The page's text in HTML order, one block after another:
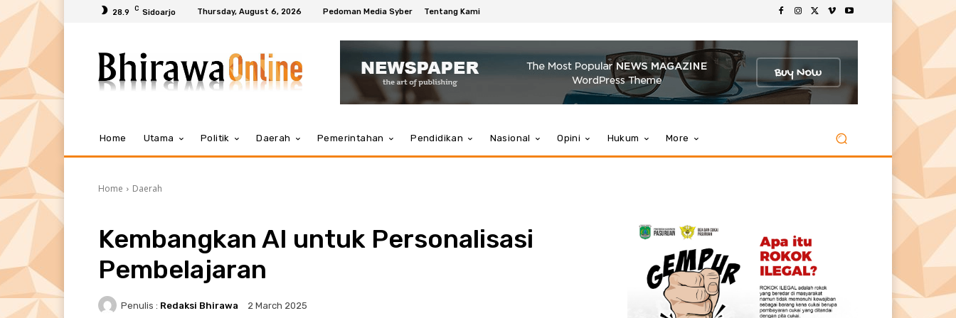
28.9 C Sidoarjo Thursday, August 6, 2026 Pedoman Media Syber Tentang Kami
Home Utama Politik Daerah Pemerintahan Pendidikan Nasional Opini Hukum More
Home Daerah
Kembangkan AI untuk Personalisasi
Pembelajaran
Penulis : Redaksi Bhirawa 2 March 2025